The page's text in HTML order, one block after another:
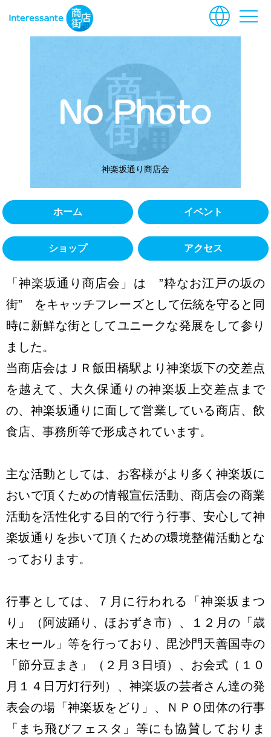
language menu
神楽坂通り商店会
ホーム イベント
ショップ アクセス
「神楽坂通り商店会」は ”粋なお江戸の坂の
街” をキャッチフレーズとして伝統を守ると同
時に新鮮な街としてユニークな発展をして参り
ました。
当商店会はＪＲ飯田橋駅より神楽坂下の交差点
を越えて、大久保通りの神楽坂上交差点まで
の、神楽坂通りに面して営業している商店、飲
食店、事務所等で形成されています。
主な活動としては、お客様がより多く神楽坂に
おいで頂くための情報宣伝活動、商店会の商業
活動を活性化する目的で行う行事、安心して神
楽坂通りを歩いて頂くための環境整備活動とな
っております。
行事としては、７月に行われる「神楽坂まつ
り」（阿波踊り、ほおずき市）、１２月の「歳
末セール」等を行っており、毘沙門天善国寺の
「節分豆まき」（２月３日頃）、お会式（１０
月１４日万灯行列）、神楽坂の芸者さん達の発
表会の場「神楽坂をどり」、ＮＰＯ団体の行事
「まち飛びフェスタ」等にも協賛しておりま